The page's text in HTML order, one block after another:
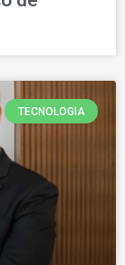
TECNOLOGIA